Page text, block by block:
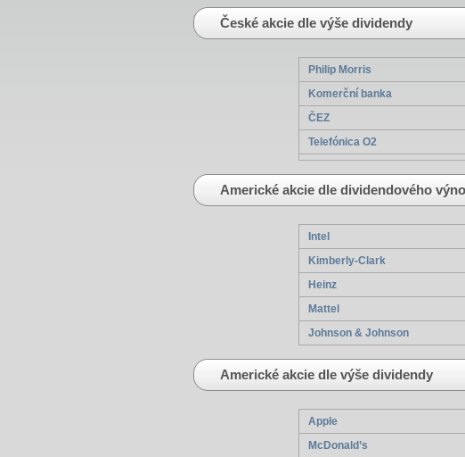
České akcie dle výše dividendy
Philip Morris
Komerční banka
ČEZ
Telefónica O2
Americké akcie dle dividendového
Intel
Kimberly-Clark
Heinz
Mattel
Johnson & Johnson
Americké akcie dle výše dividendy
Apple
McDonald’s